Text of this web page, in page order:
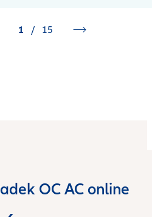
1 / 15
OC AC online